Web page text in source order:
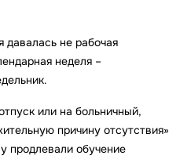
не рабочая
неделя –
или на больничный,
причину отсутствия»
продлевали обучение